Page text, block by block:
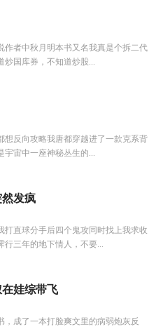
作者中秋月明本书又名我真是个拆二代
炒国库券，不知道炒股...
想反向攻略我唐都穿越进了一款克系背
宇宙中一座神秘丛生的...
发疯
打直球分手后四个鬼攻同时找上我求收
三年的地下情人，不要...
娃综带飞
，成了一本打脸爽文里的病弱炮灰反